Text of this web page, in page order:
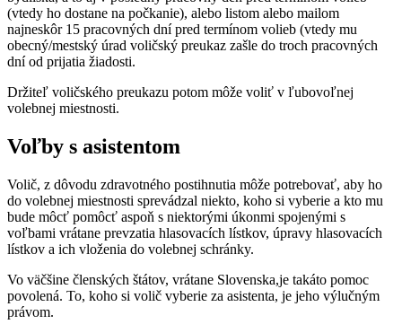
(vtedy ho dostane na počkanie), alebo listom alebo mailom
najneskôr 15 pracovných dní pred termínom volieb (vtedy mu
obecný/mestský úrad voličský preukaz zašle do troch pracovných
dní od prijatia žiadosti.
Držiteľ voličského preukazu potom môže voliť v ľubovoľnej
volebnej miestnosti.
Voľby s asistentom
Volič, z dôvodu zdravotného postihnutia môže potrebovať, aby ho
do volebnej miestnosti sprevádzal niekto, koho si vyberie a kto mu
bude môcť pomôcť aspoň s niektorými úkonmi spojenými s
voľbami vrátane prevzatia hlasovacích lístkov, úpravy hlasovacích
lístkov a ich vloženia do volebnej schránky.
Vo väčšine členských štátov, vrátane Slovenska,je takáto pomoc
povolená. To, koho si volič vyberie za asistenta, je jeho výlučným
právom.